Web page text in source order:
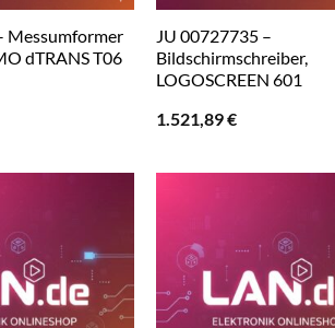
Messumformer
dTRANS T06
JU 00727735 –
Bildschirmschreiber,
LOGOSCREEN 601
1.521,89€